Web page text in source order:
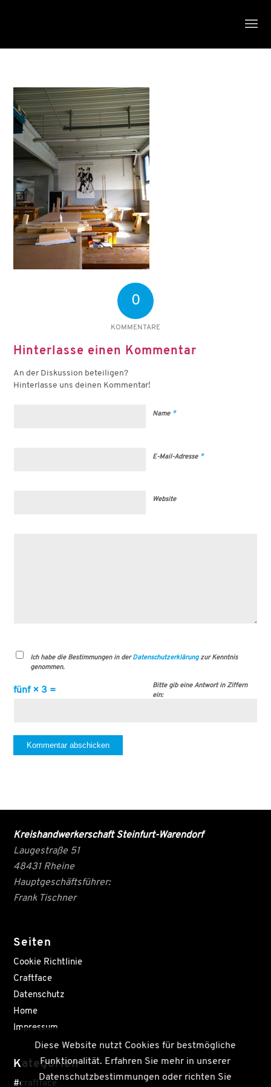
0
KOMMENTARE
Hinterlasse einen Kommentar
An der Diskussion beteiligen?
Hinterlasse uns deinen Kommentar!
Name *
E-Mail-Adresse *
Website
Ich habe die Bestimmungen in derDatenschutzerklärungzur Kenntnis
genommen.
Bitte gib eine Antwort in Ziffern
ein:
fünf × 3 =
Kreishandwerkerschaft Steinfurt-Warendorf
Laugestraße 51
48431 Rheine
Hauptgeschäftsführer:
Frank Tischner
Seiten
Cookie Richtlinie
Craftface
Datenschutz
Home
Impressum
Kategorien
#craftface
Diese Website nutzt Cookies für bestmögliche
Funktionalität. Erfahren Sie mehr in unserer
Datenschutzbestimmungen oder richten Sie